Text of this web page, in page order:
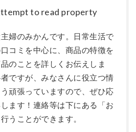
to read property
婦のみかんです。日常生活で
コミを中心に、商品の特徴を
のことを詳しくお伝えしま
ですが、みなさんに役立つ情
頑張っていますので、ぜひ応
ます！連絡等は下にある「お
うことができます。